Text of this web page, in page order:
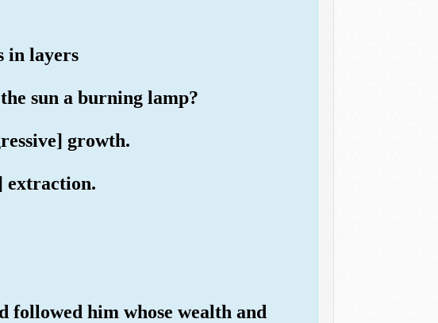
in layers
sun a burning lamp?
growth.
extraction.
followed him whose wealth and